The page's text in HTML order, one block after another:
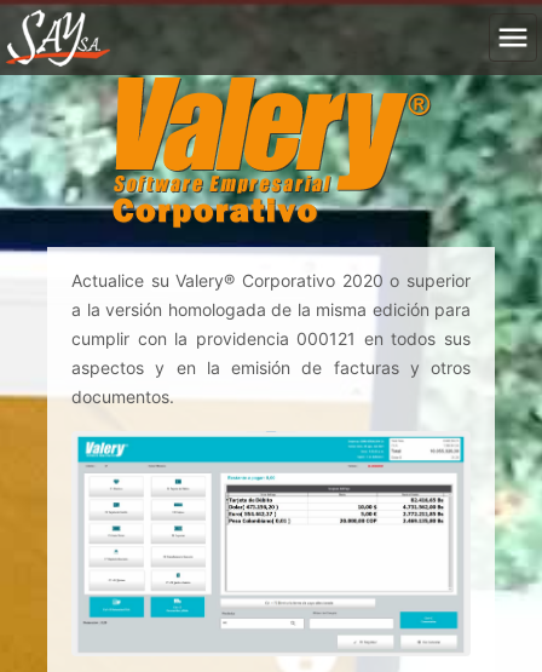
Actualice su Valery® Corporativo 2020 o superior
a la versión homologada de la misma edición para
cumplir con la providencia 000121 en todos sus
aspectos y en la emisión de facturas y otros
documentos.